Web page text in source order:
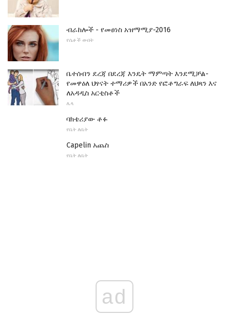
ብራከሎች - የመፀነስ አዝማሚያ-2016
የሴቶች ውበት
ቤተሰብን ደረጃ በደረጃ እንዴት ማምጣት እንደሚቻል-
የመዋዕለ ህፃናት ተማሪዎች በአንድ የፎቶግራፍ ለህጻን እና
ለአዳዲስ አርቲስቶች
ሌላ
ባክቴሪያው ቶፉ
የቤት ለቤት
Capelin አጨስ
የቤት ለቤት
ad